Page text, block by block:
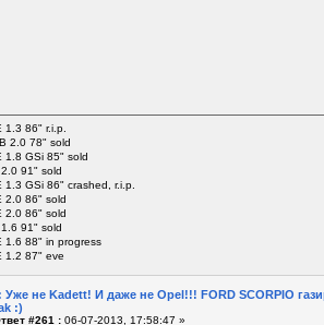
1.3 86" r.i.p.
2.0 78" sold
1.8 GSi 85" sold
2.0 91" sold
1.3 GSi 86" crashed, r.i.p.
2.0 86" sold
2.0 86" sold
1.6 91" sold
1.6 88" in progress
1.2 87" eve
Уже не Kadett! И даже не Opel!!! FORD SCORPIO
:)
#261 : 06-07-2013, 17:58:47 »